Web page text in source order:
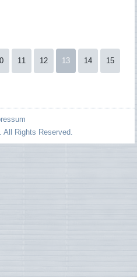
11 12 13 14 15
All Rights Reserved.